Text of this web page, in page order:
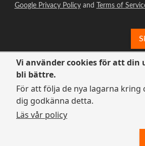
Vi använder cookies för att din
bli bättre.
För att följa de nya lagarna kring
dig godkänna detta.
Läs vår policy
Google Privacy Policyand Terms of